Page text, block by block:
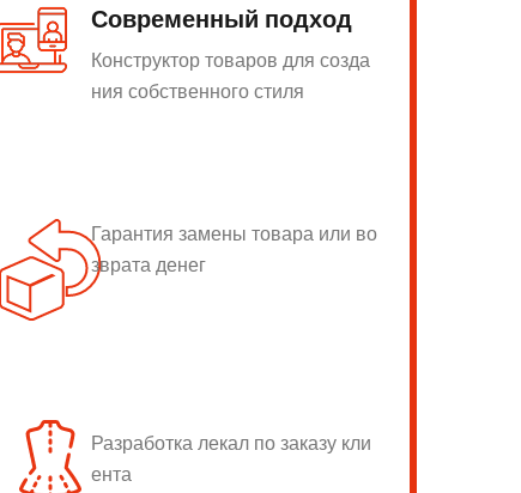
Современный подход
Конструктор товаров для созда
ния собственного стиля
Гарантия замены товара или во
зврата денег
Разработка лекал по заказу кли
ента